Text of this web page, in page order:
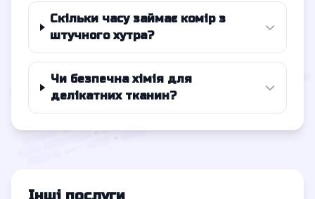
Скільки часу займає комір з
штучного хутра?
Чи безпечна хімія для
делікатних тканин?